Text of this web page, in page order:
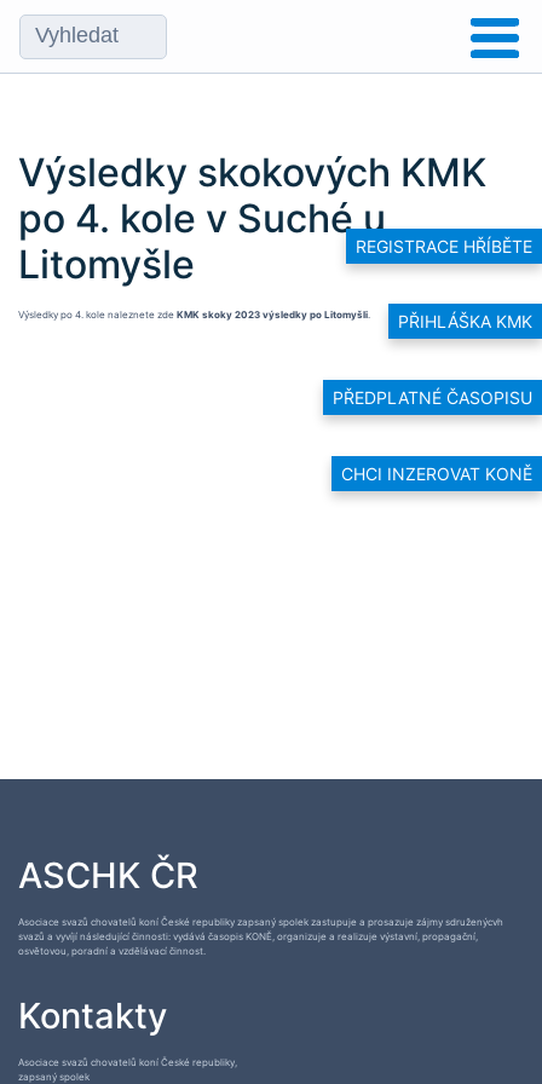
REGISTRACE HŘÍBĚTE
PŘIHLÁŠKA KMK
PŘEDPLATNÉ ČASOPISU
CHCI INZEROVAT KONĚ
Výsledky skokových KMK
po 4. kole v Suché u
Litomyšle
Výsledky po 4. kole naleznete zde KMK skoky 2023 výsledky po Litomyšli.
ASCHK ČR
Asociace svazů chovatelů koní České republiky zapsaný spolek zastupuje a prosazuje zájmy sdruženýcvh
svazů a vyvíjí následující činnosti: vydává časopis KONĚ, organizuje a realizuje výstavní, propagační,
osvětovou, poradní a vzdělávací činnost.
Kontakty
Asociace svazů chovatelů koní České republiky,
zapsaný spolek